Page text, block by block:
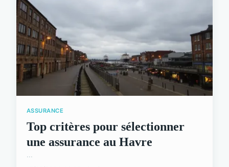
ASSURANCE
Top critères pour sélectionner
une assurance au Havre
...